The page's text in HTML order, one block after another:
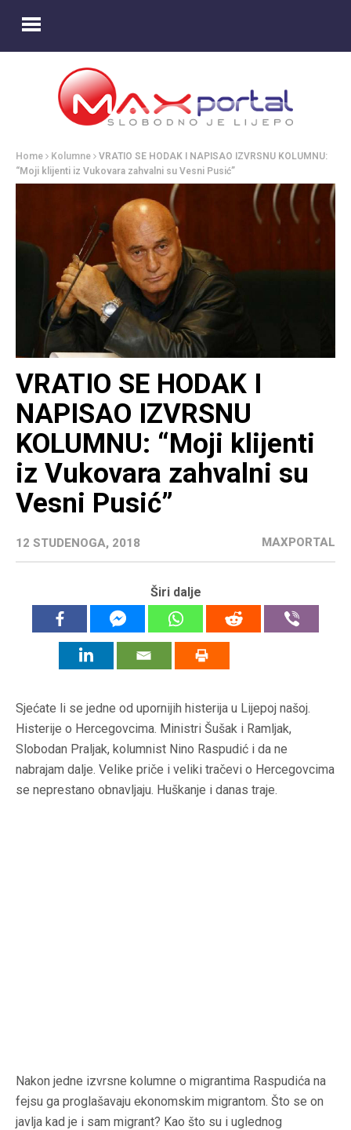
Home Kolumne
VRATIO SE HODAK I NAPISAO IZVRSNU KOLUMNU:
“Moji klijenti iz Vukovara zahvalni su Vesni Pusić”
VRATIO SE HODAK I
NAPISAO IZVRSNU
KOLUMNU: “Moji klijenti
iz Vukovara zahvalni su
Vesni Pusić”
12 STUDENOGA, 2018 MAXPORTAL
Širi dalje
Sjećate li se jedne od upornijih histerija u Lijepoj našoj.
Histerije o Hercegovcima. Ministri Šušak i Ramljak,
Slobodan Praljak, kolumnist Nino Raspudić i da ne
nabrajam dalje. Velike priče i veliki tračevi o Hercegovcima
se neprestano obnavljaju. Huškanje i danas traje.
Nakon jedne izvrsne kolumne o migrantima Raspudića na
fejsu ga proglašavaju ekonomskim migrantom. Što se on
javlja kad je i sam migrant? Kao što su i uglednog